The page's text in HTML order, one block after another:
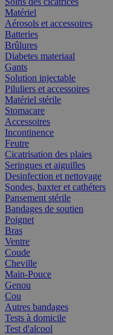
Matériel
Aérosols et accessoires
Batteries
Brûlures
Diabetes materiaal
Gants
Solution injectable
Piluliers et accessoires
Matériel stérile
Stomacare
Accessoires
Incontinence
Feutre
Cicatrisation des plaies
Seringues et aiguilles
Desinfection et nettoyage
Sondes, baxter et cathéters
Pansement stérile
Bandages de soutien
Poignet
Bras
Ventre
Coude
Cheville
Main-Pouce
Genou
Cou
Autres bandages
Tests à domicile
Test d'alcool